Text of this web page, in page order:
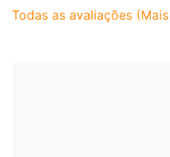
Todas as avaliações